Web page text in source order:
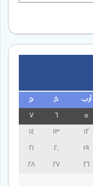
أرب خ ج
13
14
19
20
21
26
27
28